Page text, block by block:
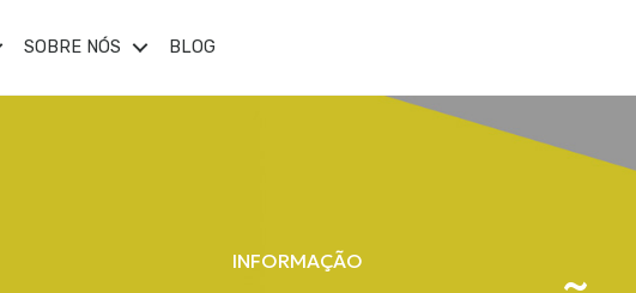
SOBRE NÓS BLOG
INFORMAÇÃO